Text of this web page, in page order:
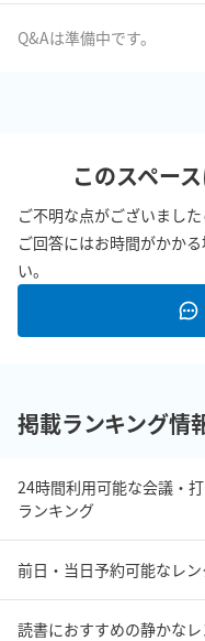
Q&Aは準備中です。
このスペー
ご不明な点がございまし
ご回答にはお時間がかか
い。
掲載ランキング情
24時間利用可能な会議・
ランキング
前日・当日予約可能なレ
読書におすすめの静かな